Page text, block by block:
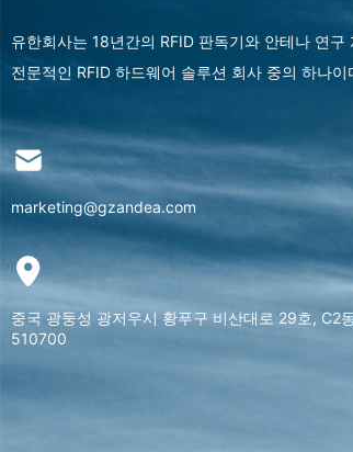
유한회사는 18년간의 RFID 판독기와 안테나 연
전문적인 RFID 하드웨어 솔루션 회사 중의 하나이
marketing@gzandea.com
중국 광둥성 광저우시 황푸구 비산대로 29호, C2
510700